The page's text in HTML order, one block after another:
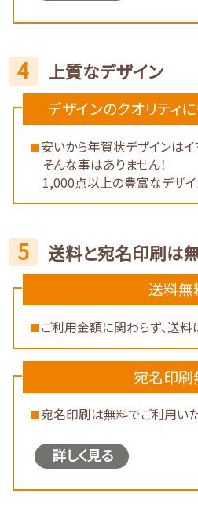
4 上質なデザイン
デザインのクオリティ
安いから年賀状デザインはイ
そんな事はありません！
1,000点以上の豊富なデザイ
5 送料と宛名印刷は
送料無
ご利用金額に関わらず、送料
宛名印刷
宛名印刷は無料でご利用いた
詳しく見る